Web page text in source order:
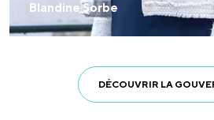
Blandine Sorbe
DÉCOUVRIR LA